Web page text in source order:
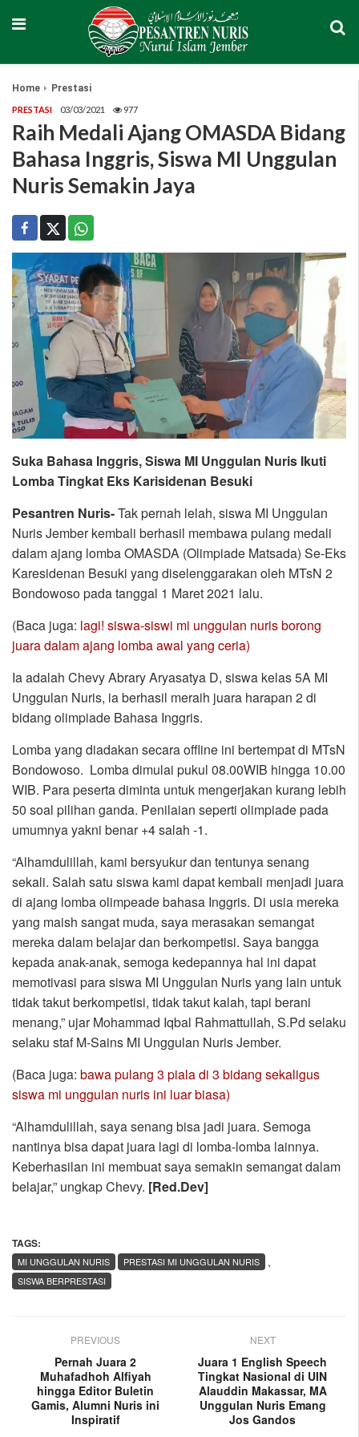
Home Prestasi
PRESTASI 03/03/2021 977
Raih Medali Ajang OMASDA Bidang
Bahasa Inggris, Siswa MI Unggulan
Nuris Semakin Jaya
Suka Bahasa Inggris, Siswa MI Unggulan Nuris Ikuti
Lomba Tingkat Eks Karisidenan Besuki
Pesantren Nuris-Tak pernah lelah, siswa MI Unggulan
Nuris Jember kembali berhasil membawa pulang medali
dalam ajang lomba OMASDA (Olimpiade Matsada) Se-Eks
Karesidenan Besuki yang diselenggarakan oleh MTsN 2
Bondowoso pada tanggal 1 Maret 2021 lalu.
(Baca juga: lagi! siswa-siswi mi unggulan nuris borong
juara dalam ajang lomba awal yang ceria)
Ia adalah Chevy Abrary Aryasatya D, siswa kelas 5A MI
Unggulan Nuris, ia berhasil meraih juara harapan 2 di
bidang olimpiade Bahasa Inggris.
Lomba yang diadakan secara offline ini bertempat di MTsN
Bondowoso. Lomba dimulai pukul 08.00WIB hingga 10.00
WIB. Para peserta diminta untuk mengerjakan kurang lebih
50 soal pilihan ganda. Penilaian seperti olimpiade pada
umumnya yakni benar +4 salah -1.
“Alhamdulillah, kami bersyukur dan tentunya senang
sekali. Salah satu siswa kami dapat kembali menjadi juara
di ajang lomba olimpeade bahasa Inggris. Di usia mereka
yang maish sangat muda, saya merasakan semangat
mereka dalam belajar dan berkompetisi. Saya bangga
kepada anak-anak, semoga kedepannya hal ini dapat
memotivasi para siswa MI Unggulan Nuris yang lain untuk
tidak takut berkompetisi, tidak takut kalah, tapi berani
menang,” ujar Mohammad Iqbal Rahmattullah, S.Pd selaku
selaku staf M-Sains MI Unggulan Nuris Jember.
(Baca juga: bawa pulang 3 piala di 3 bidang sekaligus
siswa mi unggulan nuris ini luar biasa)
“Alhamdulillah, saya senang bisa jadi juara. Semoga
nantinya bisa dapat juara lagi di lomba-lomba lainnya.
Keberhasilan ini membuat saya semakin semangat dalam
belajar,” ungkap Chevy. [Red.Dev]
TAGS:
,
MI UNGGULAN NURIS
PRESTASI MI UNGGULAN NURIS
SISWA BERPRESTASI
PREVIOUS
Pernah Juara 2
Muhafadhoh Alfiyah
hingga Editor Buletin
Gamis, Alumni Nuris ini
Inspiratif
NEXT
Juara 1 English Speech
Tingkat Nasional di UIN
Alauddin Makassar, MA
Unggulan Nuris Emang
Jos Gandos